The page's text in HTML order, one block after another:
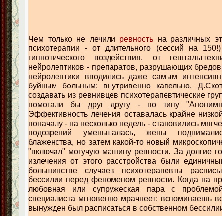
Чем только не лечили ревность на различных
психотерапии - от длительного (cессий на
гипнотического воздействия, от
нейролептиков - препаратов, разрушающих
нейролептики вводились даже самым
буйным больным: внутривенно капельно.
создавать из ревнивцев психотерапевтические
помогали бы друг другу - по типу
Эффективность лечения оставалась крайне
поначалу - на несколько недель - становились
подозрений уменьшалась, жены
блаженства, но затем какой-то новый
"включал" могучую машину ревности. За долгие
излечения от этого расстройства были
большинстве случаев психотерапевты
бессилии перед феноменом ревности. Когда на
любовная или супружеская пара с
специалиста мгновенно мрачнеет: вспоминаешь
вынужден был расписаться в собственном